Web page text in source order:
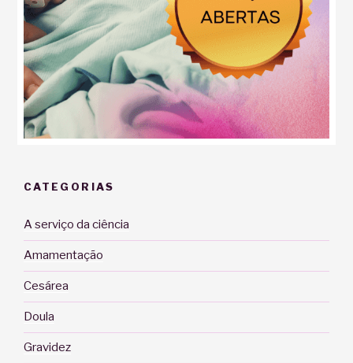
CATEGORIAS
A serviço da ciência
Amamentação
Cesárea
Doula
Gravidez